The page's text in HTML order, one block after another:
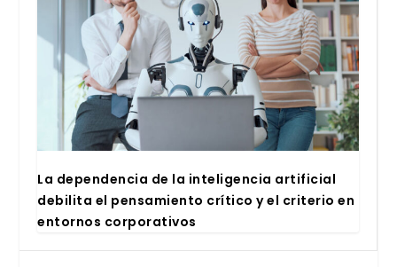
La depen­den­cia de la inte­li­gen­cia arti­fi­cial
debi­li­ta el pen­sa­mien­to crí­ti­co y el cri­te­rio en
entor­nos cor­po­ra­ti­vos